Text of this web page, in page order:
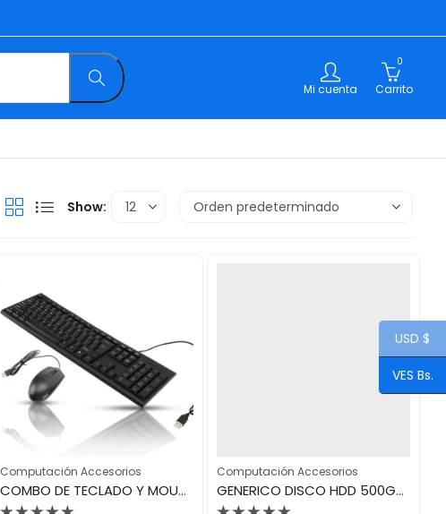
Mi cuenta
0
Carrito
Show:
Computación Accesorios
COMBO DE TECLADO Y MOUSE USB CMK-858
Computación Accesorios
GENERICO DISCO HDD 500GB 3.5HZ
USD $
VES Bs.